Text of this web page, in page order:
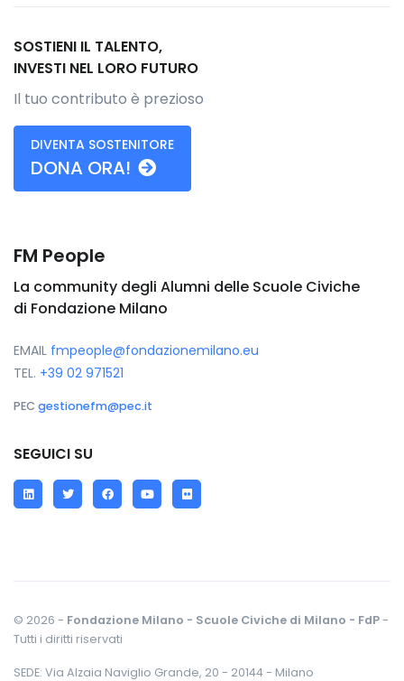
SOSTIENI IL TALENTO,
INVESTI NEL LORO FUTURO
Il tuo contributo è prezioso
DIVENTA SOSTENITORE
DONA ORA!
FM People
La community degli Alumni delle Scuole Civiche
di Fondazione Milano
EMAIL fmpeople@fondazionemilano.eu
TEL. +39 02 971521
PEC gestionefm@pec.it
SEGUICI SU
LinkedInTwitterFacebookYouTube
Flickr
© 2026 - Fondazione Milano - Scuole Civiche di Milano - FdP-
Tutti i diritti riservati
SEDE: Via Alzaia Naviglio Grande, 20 - 20144 - Milano